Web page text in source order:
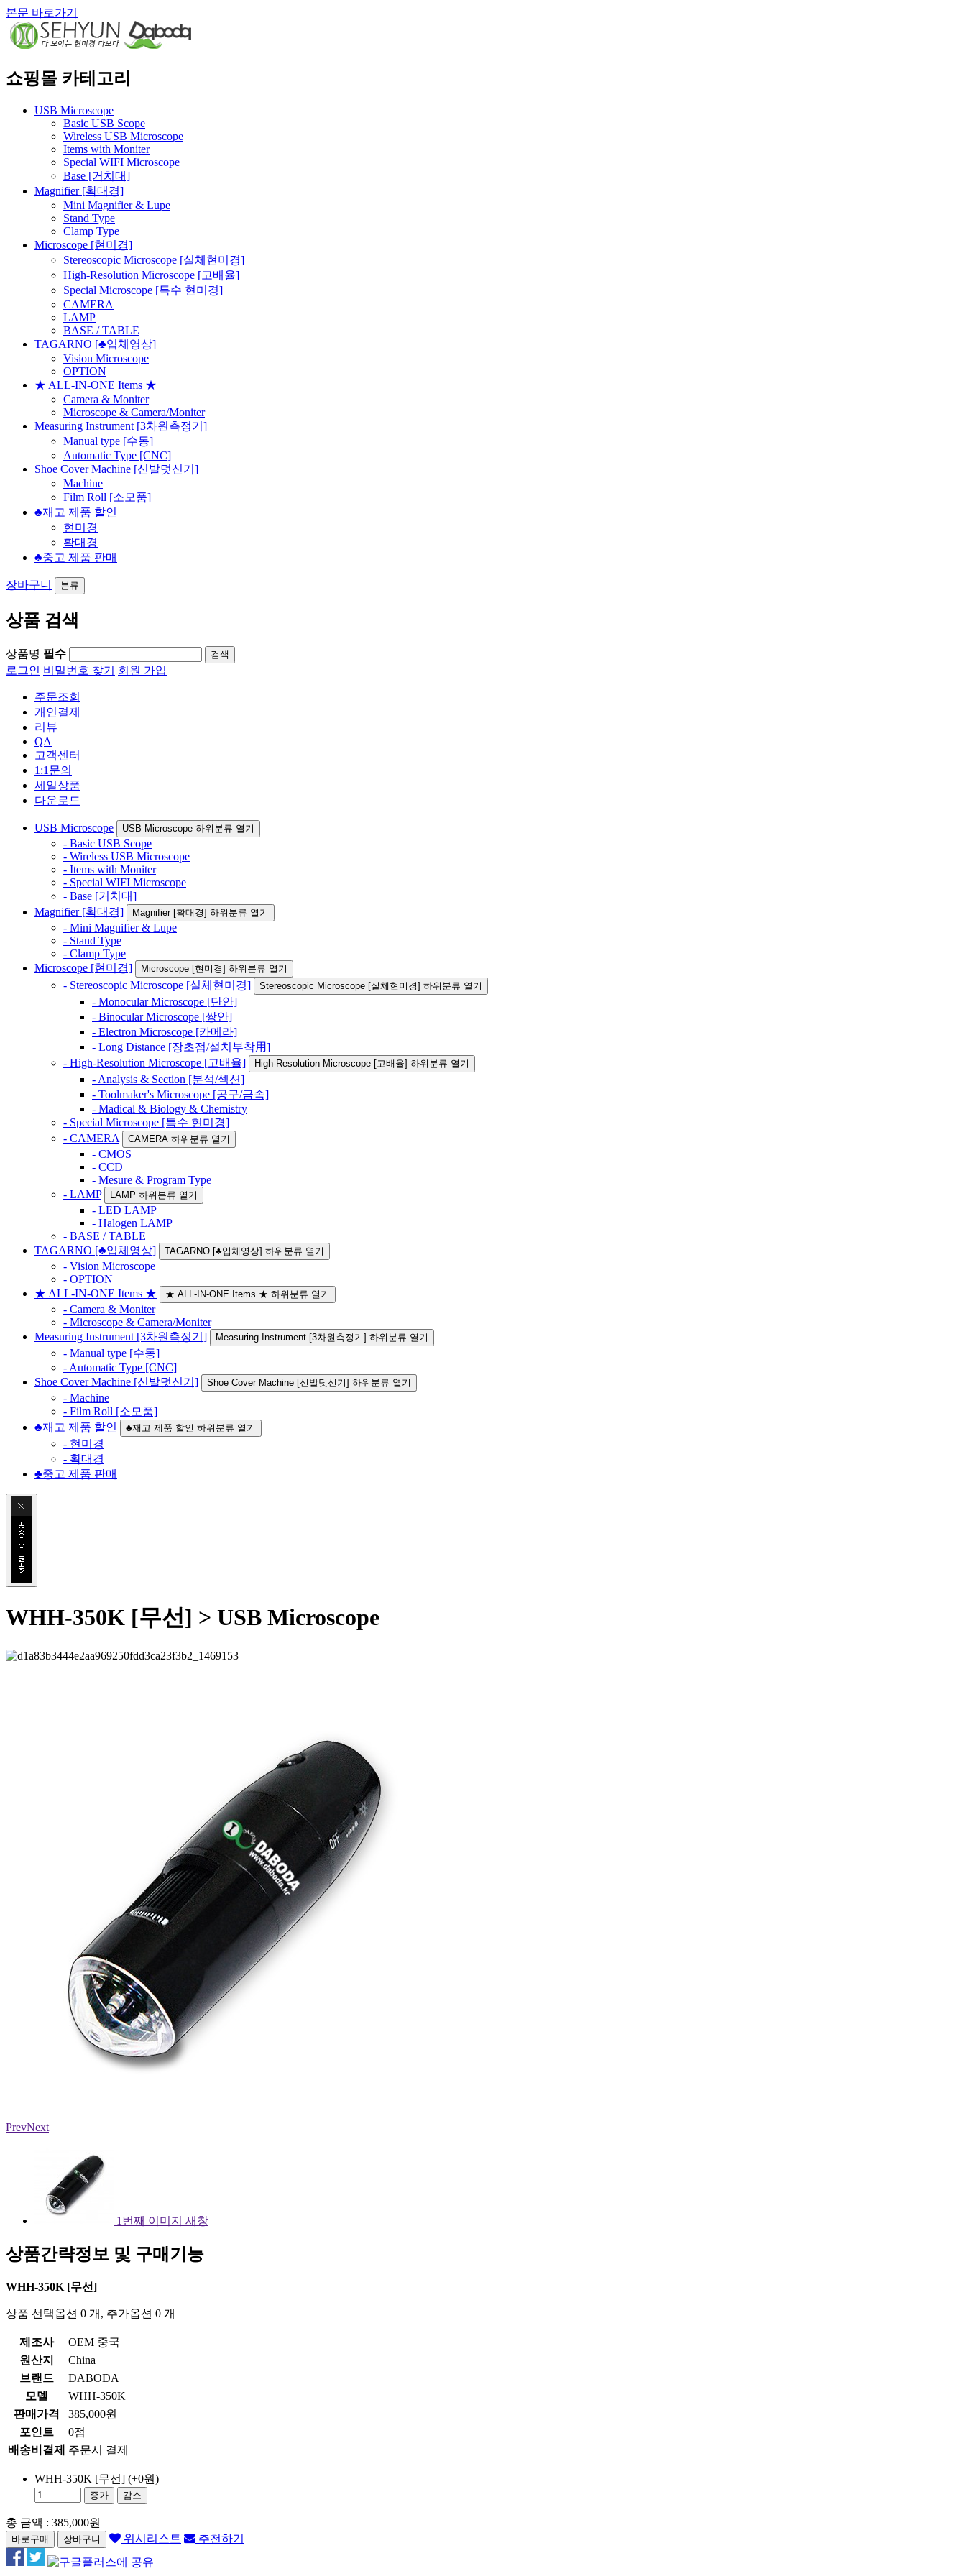
본문 바로가기
쇼핑몰 카테고리
USB Microscope
Basic USB Scope
Wireless USB Microscope
Items with Moniter
Special WIFI Microscope
Base [거치대]
Magnifier [확대경]
Mini Magnifier & Lupe
Stand Type
Clamp Type
Microscope [현미경]
Stereoscopic Microscope [실체현미경]
High-Resolution Microscope [고배율]
Special Microscope [특수 현미경]
CAMERA
LAMP
BASE / TABLE
TAGARNO [♣입체영상]
Vision Microscope
OPTION
★ ALL-IN-ONE Items ★
Camera & Moniter
Microscope & Camera/Moniter
Measuring Instrument [3차원측정기]
Manual type [수동]
Automatic Type [CNC]
Shoe Cover Machine [신발덧신기]
Machine
Film Roll [소모품]
♣재고 제품 할인
현미경
확대경
♣중고 제품 판매
장바구니 분류
상품 검색
상품명 필수
로그인 비밀번호 찾기 회원 가입
주문조회
개인결제
리뷰
QA
고객센터
1:1문의
세일상품
다운로드
USB Microscope USB Microscope 하위분류 열기
- Basic USB Scope
- Wireless USB Microscope
- Items with Moniter
- Special WIFI Microscope
- Base [거치대]
Magnifier [확대경]
Magnifier [확대경] 하위분류 열기
- Mini Magnifier & Lupe
- Stand Type
- Clamp Type
Microscope [현미경]
Microscope [현미경] 하위분류 열기
- Stereoscopic Microscope [실체현미경] Stereoscopic Microscope [실체현미경] 하위분류 열기
- Monocular Microscope [단안]
- Binocular Microscope [쌍안]
- Electron Microscope [카메라]
- Long Distance [장초점/설치부착用]
- High-Resolution Microscope [고배율]
High-Resolution Microscope [고배율] 하위분류 열기
- Analysis & Section [분석/섹션]
- Toolmaker's Microscope [공구/금속]
- Madical & Biology & Chemistry
- Special Microscope [특수 현미경]
- CAMERA
CAMERA 하위분류 열기
- CMOS
- CCD
- Mesure & Program Type
- LAMP
LAMP 하위분류 열기
- LED LAMP
- Halogen LAMP
- BASE / TABLE
TAGARNO [♣입체영상]
TAGARNO [♣입체영상] 하위분류 열기
- Vision Microscope
- OPTION
★ ALL-IN-ONE Items ★
★ ALL-IN-ONE Items ★ 하위분류 열기
- Camera & Moniter
- Microscope & Camera/Moniter
Measuring Instrument [3차원측정기]
Measuring Instrument [3차원측정기] 하위분류 열기
- Manual type [수동]
- Automatic Type [CNC]
Shoe Cover Machine [신발덧신기]
Shoe Cover Machine [신발덧신기] 하위분류 열기
- Machine
- Film Roll [소모품]
♣재고 제품 할인
♣재고 제품 할인 하위분류 열기
- 현미경
- 확대경
♣중고 제품 판매
WHH-350K [무선] > USB Microscope
PrevNext
1번째 이미지 새창
상품간략정보 및 구매기능
WHH-350K [무선]
상품 선택옵션 0 개, 추가옵션 0 개
제조사
OEM 중국
원산지
China
브랜드
DABODA
모델
WHH-350K
판매가격
385,000원
포인트
0점
배송비결제
주문시 결제
WHH-350K [무선] (+0원)
증가 감소
총 금액 : 385,000원
위시리스트
추천하기